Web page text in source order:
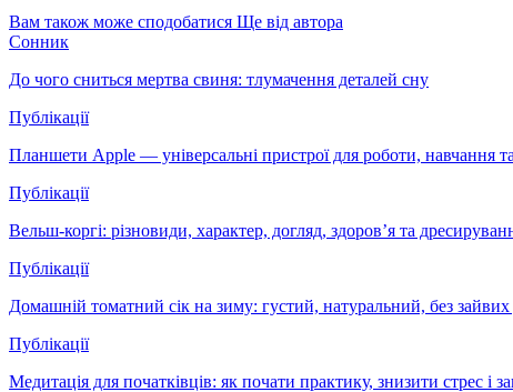
Вам також може сподобатися Ще від автора
Сонник
До чого сниться мертва свиня: тлумачення деталей сну
Публікації
Планшети Apple — універсальні пристрої для роботи, навчання та
Публікації
Вельш-коргі: різновиди, характер, догляд, здоров’я та
Публікації
Домашній томатний сік на зиму: густий, натуральний, без
Публікації
Медитація для початківців: як почати практику, знизити стрес і